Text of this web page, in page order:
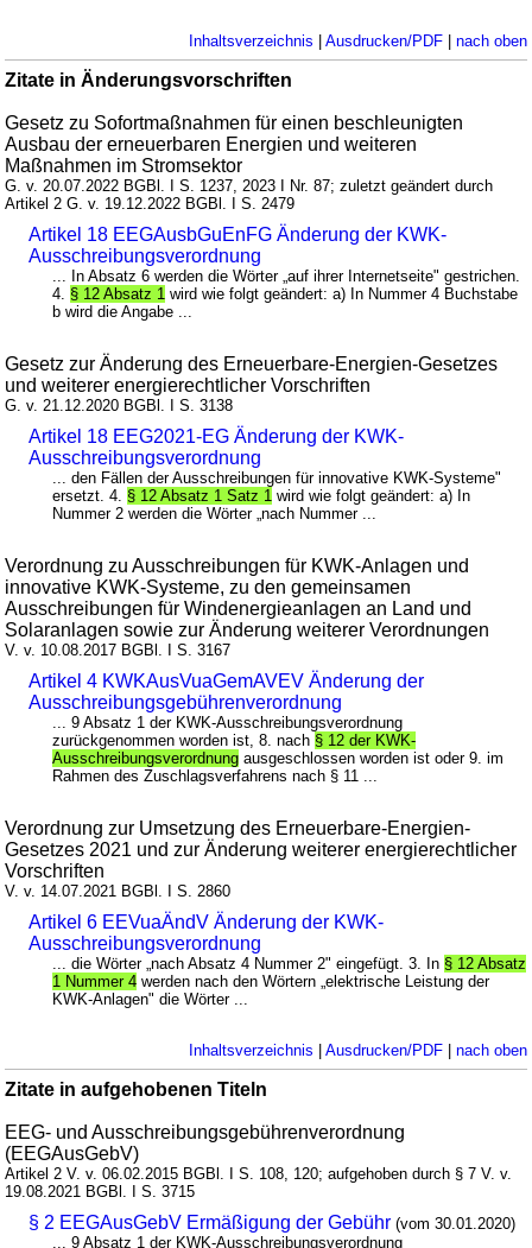
Inhaltsverzeichnis | Ausdrucken/PDF| nach oben
Zitate in Änderungsvorschriften
Gesetz zu Sofortmaßnahmen für einen beschleunigten
Ausbau der erneuerbaren Energien und weiteren
Maßnahmen im Stromsektor
G. v. 20.07.2022 BGBl. I S. 1237, 2023 I Nr. 87; zuletzt geändert durch
Artikel 2 G. v. 19.12.2022 BGBl. I S. 2479
Artikel 18 EEGAusbGuEnFG Änderung der KWK-
Ausschreibungsverordnung
... In Absatz 6 werden die Wörter „auf ihrer Internetseite" gestrichen.
4. § 12 Absatz 1 wird wie folgt geändert: a) In Nummer 4 Buchstabe
b wird die Angabe ...
Gesetz zur Änderung des Erneuerbare-Energien-Gesetzes
und weiterer energierechtlicher Vorschriften
G. v. 21.12.2020 BGBl. I S. 3138
Artikel 18 EEG2021-EG Änderung der KWK-
Ausschreibungsverordnung
... den Fällen der Ausschreibungen für innovative KWK-Systeme"
ersetzt. 4. § 12 Absatz 1 Satz 1 wird wie folgt geändert: a) In
Nummer 2 werden die Wörter „nach Nummer ...
Verordnung zu Ausschreibungen für KWK-Anlagen und
innovative KWK-Systeme, zu den gemeinsamen
Ausschreibungen für Windenergieanlagen an Land und
Solaranlagen sowie zur Änderung weiterer Verordnungen
V. v. 10.08.2017 BGBl. I S. 3167
Artikel 4 KWKAusVuaGemAVEV Änderung der
Ausschreibungsgebührenverordnung
... 9 Absatz 1 der KWK-Ausschreibungsverordnung
zurückgenommen worden ist, 8. nach § 12 der KWK-
Ausschreibungsverordnung ausgeschlossen worden ist oder 9. im
Rahmen des Zuschlagsverfahrens nach § 11 ...
Verordnung zur Umsetzung des Erneuerbare-Energien-
Gesetzes 2021 und zur Änderung weiterer energierechtlicher
Vorschriften
V. v. 14.07.2021 BGBl. I S. 2860
Artikel 6 EEVuaÄndV Änderung der KWK-
Ausschreibungsverordnung
... die Wörter „nach Absatz 4 Nummer 2" eingefügt. 3. In § 12 Absatz
1 Nummer 4 werden nach den Wörtern „elektrische Leistung der
KWK-Anlagen" die Wörter ...
Inhaltsverzeichnis | Ausdrucken/PDF| nach oben
Zitate in aufgehobenen Titeln
EEG- und Ausschreibungsgebührenverordnung
(EEGAusGebV)
Artikel 2 V. v. 06.02.2015 BGBl. I S. 108, 120; aufgehoben durch § 7 V. v.
19.08.2021 BGBl. I S. 3715
§ 2 EEGAusGebV Ermäßigung der Gebühr (vom 30.01.2020)
... 9 Absatz 1 der KWK-Ausschreibungsverordnung